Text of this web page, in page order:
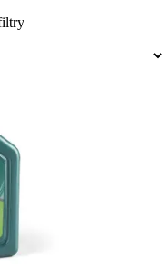
specjalne